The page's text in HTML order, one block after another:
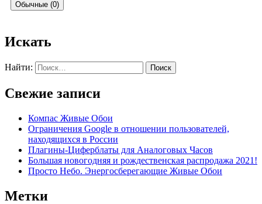
Обычные (0)
Добавить комментарий
Ваш адрес email не будет опубликован. Обязательные поля
помечены*
Комментарий*
Имя
Искать
Найти:
Свежие записи
Компас Живые Обои
Ограничения Google в отношении пользователей,
находящихся в России
Плагины-Циферблаты для Аналоговых Часов
Большая новогодняя и рождественская распродажа 2021!
Просто Небо. Энергосберегающие Живые Обои
Метки